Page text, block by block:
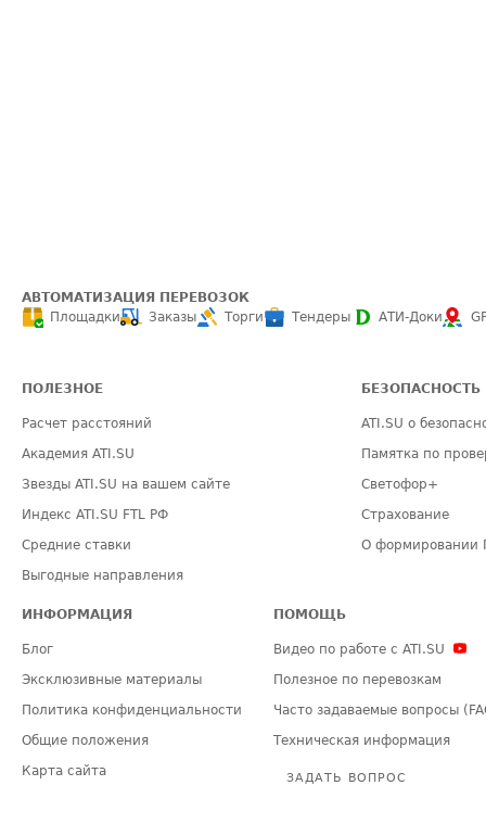
АВТОМАТИЗАЦИЯ ПЕРЕВОЗОК
Площадки
Заказы Торги Тендеры АТИ-Доки
ПОЛЕЗНОЕ
Расчет расстояний
Академия ATI.SU
Звезды ATI.SU на вашем сайте
Индекс ATI.SU FTL РФ
Средние ставки
Выгодные направления
БЕЗОПАСНОСТЬ
ATI.SU о
Памятка по
Светофор+
Страхование
О формировании
ИНФОРМАЦИЯ
Блог
Эксклюзивные материалы
Политика конфиденциальности
Общие положения
Карта сайта
ПОМОЩЬ
Видео по работе с ATI.SU
Полезное по перевозкам
Часто задаваемые вопросы
Техническая информация
ЗАДАТЬ ВОПРОС